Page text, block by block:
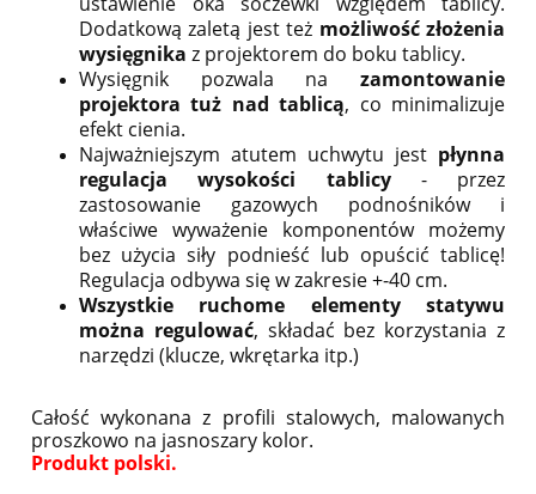
Dodatkową zaletą jest też możliwość złożenia
wysięgnika z projektorem do boku tablicy.
Wysięgnik pozwala na zamontowanie
projektora tuż nad tablicą, co minimalizuje
efekt cienia.
Najważniejszym atutem uchwytu jest płynna
regulacja wysokości tablicy - przez
zastosowanie gazowych podnośników i
właściwe wyważenie komponentów możemy
bez użycia siły podnieść lub opuścić tablicę!
Regulacja odbywa się w zakresie +-40 cm.
Wszystkie ruchome elementy statywu
można regulować, składać bez korzystania z
narzędzi (klucze, wkrętarka itp.)
Całość wykonana z profili stalowych, malowanych
proszkowo na jasnoszary kolor.
Produkt polski.